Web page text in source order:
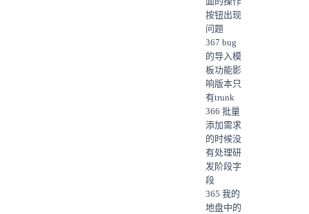
按钮出现
问题
367 bug
的导入模
板功能影
响版本只
有trunk
366 批量
添加需求
的时候没
有处理研
发阶段字
段
365 我的
地盘中的